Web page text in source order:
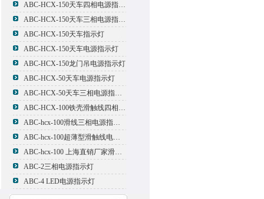
ABC-HCX-150天车四相电源指示灯
ABC-HCX-150天车三相电源指示灯
ABC-HCX-150天车指示灯
ABC-HCX-150天车电源指示灯
ABC-HCX-150龙门吊电源指示灯
ABC-HCX-50天车电源指示灯
ABC-HCX-50天车三相电源指示灯
ABC-HCX-100铁壳滑触线四相电源指示灯
ABC-hcx-100滑线三相电源指示灯
ABC-hcx-100超薄型滑触线电源指示灯
ABC-hcx-100 上海直销厂家滑触线指示灯
ABC-2三相电源指示灯
ABC-4 LED电源指示灯